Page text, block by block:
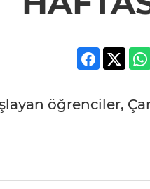
öğrenciler,